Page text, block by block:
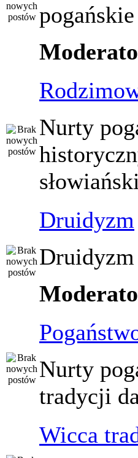
pogańskie
Nurty
Druidyzm
Nurty
tradycji
Wicca